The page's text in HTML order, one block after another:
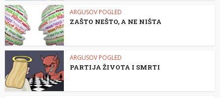
ARGUSOV POGLED
ZAŠTO NEŠTO, A NE NIŠTA
ARGUSOV POGLED
PARTIJA ŽIVOTA I SMRTI